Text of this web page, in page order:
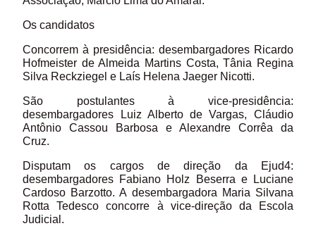
Os candidatos
Concorrem à presidência: desembargadores Ricardo
Hofmeister de Almeida Martins Costa, Tânia Regina
Silva Reckziegel e Laís Helena Jaeger Nicotti.
São postulantes à vice-presidência:
desembargadores Luiz Alberto de Vargas, Cláudio
Antônio Cassou Barbosa e Alexandre Corrêa da
Cruz.
Disputam os cargos de direção da Ejud4:
desembargadores Fabiano Holz Beserra e Luciane
Cardoso Barzotto. A desembargadora Maria Silvana
Rotta Tedesco concorre à vice-direção da Escola
Judicial.